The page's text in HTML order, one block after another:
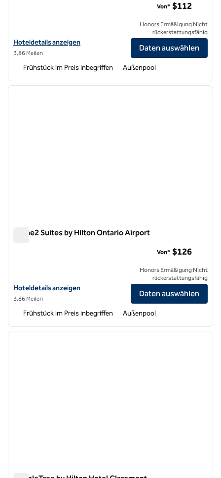
Hoteldetails für Hampton Inn by Hilton Ontario Airport anzeigen
Hoteldetails anzeigen
3,86 Meilen
Von* $112
Honors Ermäßigung Nicht
rückerstattungsfähig
Daten auswählen
Frühstück im Preis inbegriffen Außenpool
1 von 12
Home2 Suites by Hilton Ontario Airport
Hoteldetails für Home2 Suites by Hilton Ontario Airport anzeigen
Hoteldetails anzeigen
3,86 Meilen
Von* $126
Honors Ermäßigung Nicht
rückerstattungsfähig
Daten auswählen
Frühstück im Preis inbegriffen Außenpool
1 von 12